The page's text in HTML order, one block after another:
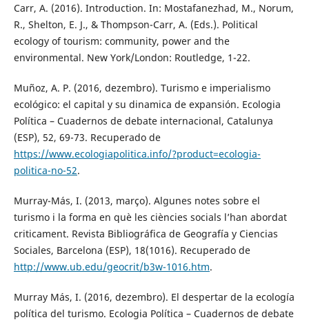
Carr, A. (2016). Introduction. In: Mostafanezhad, M., Norum,
R., Shelton, E. J., & Thompson-Carr, A. (Eds.). Political
ecology of tourism: community, power and the
environmental. New York/London: Routledge, 1-22.
Muñoz, A. P. (2016, dezembro). Turismo e imperialismo
ecológico: el capital y su dinamica de expansión. Ecologia
Política – Cuadernos de debate internacional, Catalunya
(ESP), 52, 69-73. Recuperado de
https://www.ecologiapolitica.info/?product=ecologia-
politica-no-52.
Murray-Más, I. (2013, março). Algunes notes sobre el
turismo i la forma en què les ciències socials l’han abordat
criticament. Revista Bibliográfica de Geografía y Ciencias
Sociales, Barcelona (ESP), 18(1016). Recuperado de
http://www.ub.edu/geocrit/b3w-1016.htm.
Murray Más, I. (2016, dezembro). El despertar de la ecología
política del turismo. Ecologia Política – Cuadernos de debate